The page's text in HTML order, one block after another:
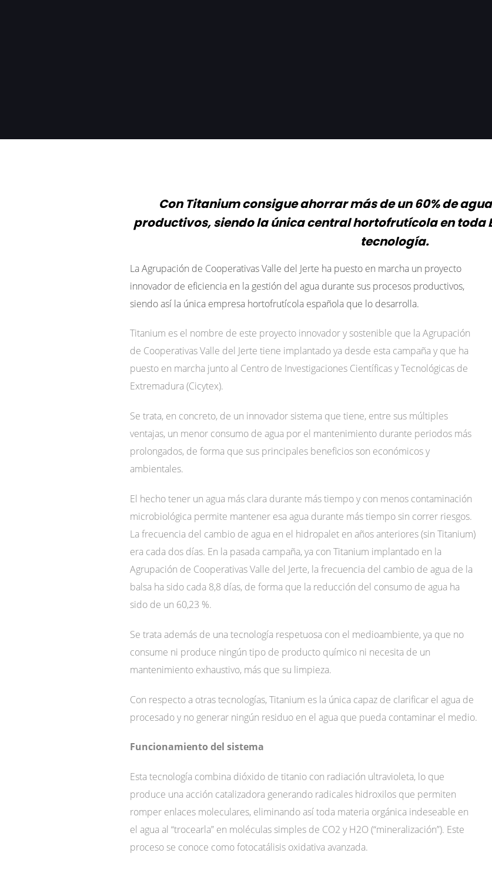
Con Titanium consigue ahorrar más de un 60% de
productivos, siendo la única central hortofrutícola en toda
tecnología.
La Agrupación de Cooperativas Valle del Jerte ha puesto en marcha un proyecto
innovador de eficiencia en la gestión del agua durante sus procesos productivos,
siendo así la única empresa hortofrutícola española que lo desarrolla.
Titanium es el nombre de este proyecto innovador y sostenible que la Agrupación
de Cooperativas Valle del Jerte tiene implantado ya desde esta campaña y que ha
puesto en marcha junto al Centro de Investigaciones Científicas y Tecnológicas de
Extremadura (Cicytex).
Se trata, en concreto, de un innovador sistema que tiene, entre sus múltiples
ventajas, un menor consumo de agua por el mantenimiento durante periodos más
prolongados, de forma que sus principales beneficios son económicos y
ambientales.
El hecho tener un agua más clara durante más tiempo y con menos contaminación
microbiológica permite mantener esa agua durante más tiempo sin correr riesgos.
La frecuencia del cambio de agua en el hidropalet en años anteriores (sin Titanium)
era cada dos días. En la pasada campaña, ya con Titanium implantado en la
Agrupación de Cooperativas Valle del Jerte, la frecuencia del cambio de agua de la
balsa ha sido cada 8,8 días, de forma que la reducción del consumo de agua ha
sido de un 60,23 %.
Se trata además de una tecnología respetuosa con el medioambiente, ya que no
consume ni produce ningún tipo de producto químico ni necesita de un
mantenimiento exhaustivo, más que su limpieza.
Con respecto a otras tecnologías, Titanium es la única capaz de clarificar el agua de
procesado y no generar ningún residuo en el agua que pueda contaminar el medio.
Funcionamiento del sistema
Esta tecnología combina dióxido de titanio con radiación ultravioleta, lo que
produce una acción catalizadora generando radicales hidroxilos que permiten
romper enlaces moleculares, eliminando así toda materia orgánica indeseable en
el agua al “trocearla” en moléculas simples de CO2 y H2O (“mineralización”). Este
proceso se conoce como fotocatálisis oxidativa avanzada.